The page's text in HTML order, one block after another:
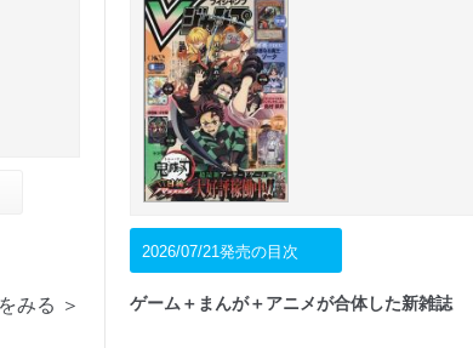
みる ＞
2026/07/21発売の目次
ゲーム＋まんが＋アニメが合体した新雑誌